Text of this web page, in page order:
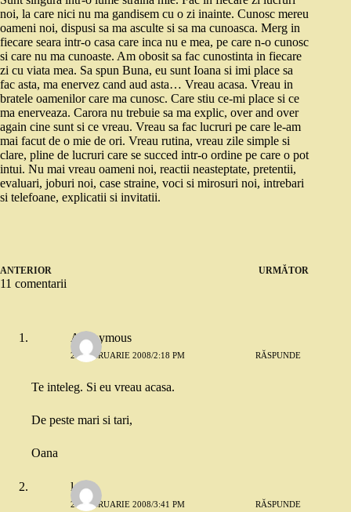
noi, la care nici nu ma gandisem cu o zi inainte. Cunosc mereu
oameni noi, dispusi sa ma asculte si sa ma cunoasca. Merg in
fiecare seara intr-o casa care inca nu e mea, pe care n-o cunosc
si care nu ma cunoaste. Am obosit sa fac cunostinta in fiecare
zi cu viata mea. Sa spun Buna, eu sunt Ioana si imi place sa
fac asta, ma enervez cand aud asta… Vreau acasa. Vreau in
bratele oamenilor care ma cunosc. Care stiu ce-mi place si ce
ma enerveaza. Carora nu trebuie sa ma explic, over and over
again cine sunt si ce vreau. Vreau sa fac lucruri pe care le-am
mai facut de o mie de ori. Vreau rutina, vreau zile simple si
clare, pline de lucruri care se succed intr-o ordine pe care o pot
intui. Nu mai vreau oameni noi, reactii neasteptate, pretentii,
evaluari, joburi noi, case straine, voci si mirosuri noi, intrebari
si telefoane, explicatii si invitatii.
ANTERIOR URMĂTOR
11 comentarii
Anonymous
28 FEBRUARIE 2008/2:18 PM RĂSPUNDE
Te inteleg. Si eu vreau acasa.
De peste mari si tari,
Oana
len
28 FEBRUARIE 2008/3:41 PM RĂSPUNDE